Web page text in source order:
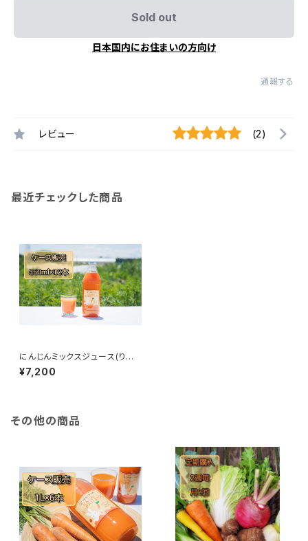
Sold out
日本国内にお住まいの方向け
通報する
レビュー (2)
最近チェックした商品
にんじんミックスジュース(りん
ごミックス)350ml×12本
¥7,200
その他の商品